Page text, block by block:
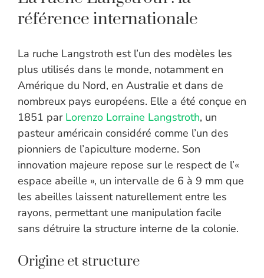
référence internationale
La ruche Langstroth est l’un des modèles les
plus utilisés dans le monde, notamment en
Amérique du Nord, en Australie et dans de
nombreux pays européens. Elle a été conçue en
1851 par Lorenzo Lorraine Langstroth, un
pasteur américain considéré comme l’un des
pionniers de l’apiculture moderne. Son
innovation majeure repose sur le respect de l’«
espace abeille », un intervalle de 6 à 9 mm que
les abeilles laissent naturellement entre les
rayons, permettant une manipulation facile
sans détruire la structure interne de la colonie.
Origine et structure